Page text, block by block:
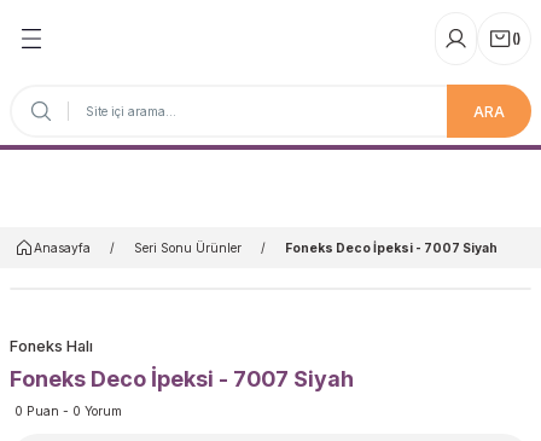
ARA
()
Anasayfa Seri Sonu Ürünler Foneks Deco İpeksi - 7007 Siyah
Foneks Halı
Foneks Deco İpeksi - 7007 Siyah
0 Puan - 0 Yorum